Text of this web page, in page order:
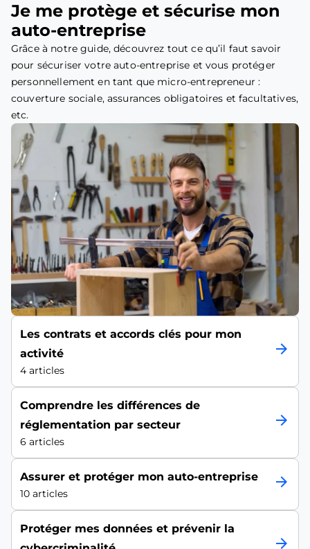
Je me protège et sécurise mon
auto-entreprise
Grâce à notre guide, découvrez tout ce qu’il faut savoir
pour sécuriser votre auto-entreprise et vous protéger
personnellement en tant que micro-entrepreneur :
couverture sociale, assurances obligatoires et facultatives,
etc.
Les contrats et accords clés pour mon
activité
4 articles
arrow_forward
Comprendre les différences de
réglementation par secteur
6 articles
arrow_forward
Assurer et protéger mon auto-entreprise
10 articles
arrow_forward
Protéger mes données et prévenir la
arrow_forward